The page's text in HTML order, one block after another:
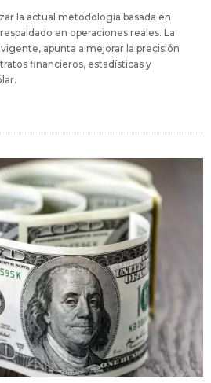
la actual metodología basada en
en operaciones reales. La
apunta a mejorar la precisión
financieros, estadísticas y